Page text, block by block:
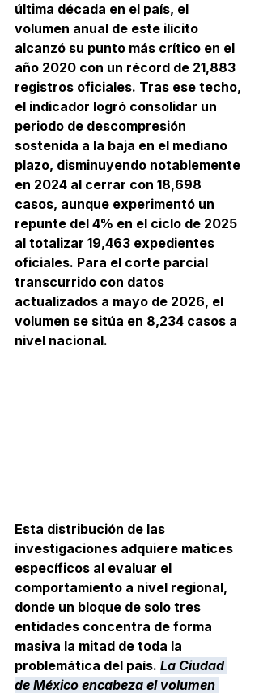
última década en el país, el
volumen anual de este ilícito
alcanzó su punto más crítico en el
año 2020 con un récord de 21,883
registros oficiales. Tras ese techo,
el indicador logró consolidar un
periodo de descompresión
sostenida a la baja en el mediano
plazo, disminuyendo notablemente
en 2024 al cerrar con 18,698
casos, aunque experimentó un
repunte del 4% en el ciclo de 2025
al totalizar 19,463 expedientes
oficiales. Para el corte parcial
transcurrido con datos
actualizados a mayo de 2026, el
volumen se sitúa en 8,234 casos a
nivel nacional.
Esta distribución de las
investigaciones adquiere matices
específicos al evaluar el
comportamiento a nivel regional,
donde un bloque de solo tres
entidades concentra de forma
masiva la mitad de toda la
problemática del país. La Ciudad
de México encabeza el volumen